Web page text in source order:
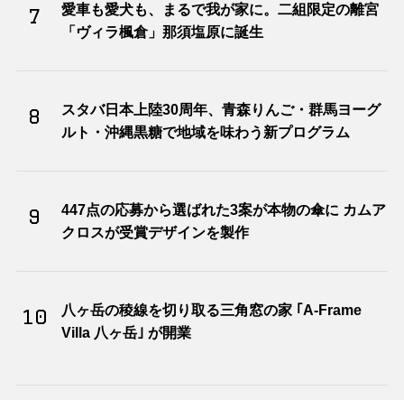
7
愛車も愛犬も、まるで我が家に。二組限定の離宮
「ヴィラ楓倉」那須塩原に誕生
8
スタバ日本上陸30周年、青森りんご・群馬ヨーグ
ルト・沖縄黒糖で地域を味わう新プログラム
9
447点の応募から選ばれた3案が本物の傘に カムア
クロスが受賞デザインを製作
10
八ヶ岳の稜線を切り取る三角窓の家 ｢A-Frame
Villa 八ヶ岳｣ が開業